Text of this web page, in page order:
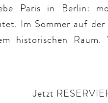
Paris in Berlin:
Im Sommer auf der
historischen
Jetzt